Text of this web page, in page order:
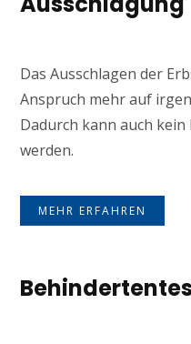
Das Ausschlagen der
Anspruch mehr auf
Dadurch kann auch
werden.
MEHR ERFAHREN